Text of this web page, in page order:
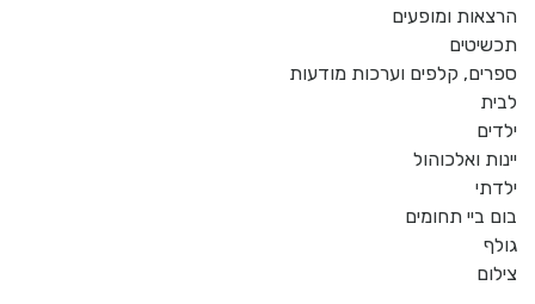
הרצאות ומופעים
תכשיטים
ספרים, קלפים וערכות מודעות
לבית
ילדים
יינות ואלכוהול
ילדתי
בום ביי תחומים
גולף
צילום